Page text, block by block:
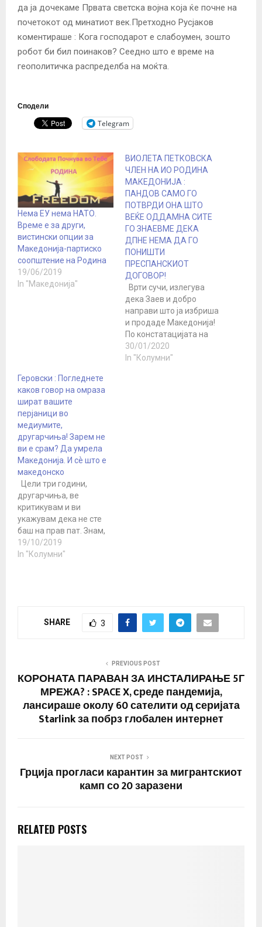
да ја дочекаме Првата светска војна која ќе почне на
почетокот од минатиот век.Претходно Русјаков
коментираше : Кога господарот е слабоумен, зошто
робот би бил поинаков? Сеедно што е време на
геополитичка распределба на моќта.
Сподели
Telegram
Нема ЕУ нема НАТО.
Време е за други,
вистински опции за
Македонија-партиско
соопштение на Родина
19/06/2019
In "Македонија"
ВИОЛЕТА ПЕТКОВСКА
ЧЛЕН НА ИО РОДИНА
МАКЕДОНИЈА :
ПАНДОВ САМО ГО
ПОТВРДИ ОНА ШТО
ВЕЌЕ ОДДАМНА СИТЕ
ГО ЗНАЕВМЕ ДЕКА
ДПНЕ НЕМА ДА ГО
ПОНИШТИ
ПРЕСПАНСКИОТ
ДОГОВОР!
Врти сучи, излегува
дека Заев и добро
направи што ја избриша
и продаде Македонија!
По констатацијата на
врхушката на вмровци
дека никој нема да
30/01/2020
In "Колумни"
Геровски : Погледнете
каков говор на омраза
шират вашите
перјаници во
медиумите,
другарчиња! Зарем не
ви е срам? Да умрела
Македонија. И сѐ што е
македонско
Цели три години,
другарчиња, ве
критикувам и ви
укажувам дека не сте
баш на прав пат. Знам,
ви збоктисав. Ме
замразивте. Но сега,
каде згрешивте и каде
19/10/2019
In "Колумни"
SHARE 3
PREVIOUS POST
КОРОНАТА ПАРАВАН ЗА ИНСТАЛИРАЊЕ 5Г
МРЕЖА? : SPACE X, среде пандемија,
лансираше околу 60 сателити од серијата
Starlink за побрз глобален интернет
NEXT POST
Грција прогласи карантин за мигрантскиот
камп со 20 заразени
RELATED POSTS